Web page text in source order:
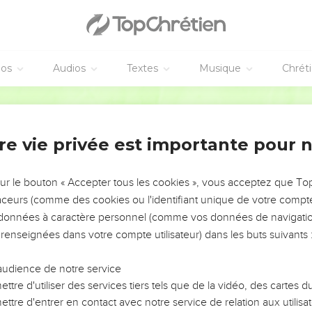
Audios Textes Musique
LES VOTRES ?
leur impact, leur foi ou leur vision. Mais on voit
qu'ils ont traversés, alors même que ce sont
et responsables reviennent sur les erreurs
avec plus de sagesse afin que leurs erreurs
ministère, une équipe, un groupe ou une famille,
vie privée est importante pour
le bouton « Accepter tous les cookies », vous acceptez que
(comme des cookies ou l'identifiant unique de votre
à caractère personnel (comme vos données de
dans votre compte utilisateur) dans les buts suivants
de notre service
d'utiliser des services tiers tels que de la vidéo, des cartes
d'entrer en contact avec notre service de relation aux